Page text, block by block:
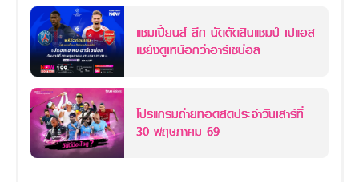
แชมเปี้ยนส์ ลีก นัดตัดสินแชมป์ เปแอส
เชยังดูเหนือกว่าอาร์เซน่อล
โปรแกรมถ่ายทอดสดประจำวันเสาร์ที่
30 พฤษภาคม 69